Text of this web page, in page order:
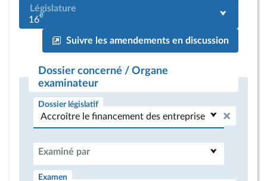
Législature
16e
Suivre les amendements en discussion
Dossier concerné / Organe
examinateur
Dossier législatif
Examiné par
Examen